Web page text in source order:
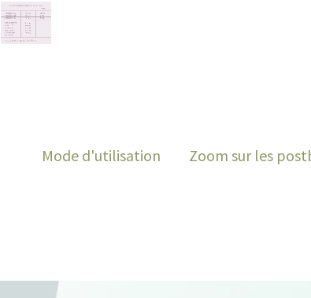
​ Mode d'utilisation
Zoom sur les